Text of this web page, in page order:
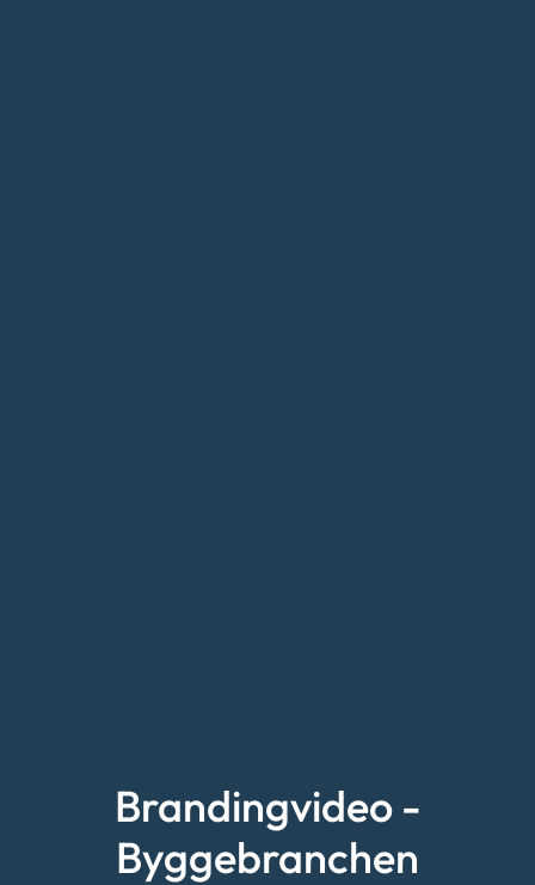
Brandingvideo -
Byggebranchen